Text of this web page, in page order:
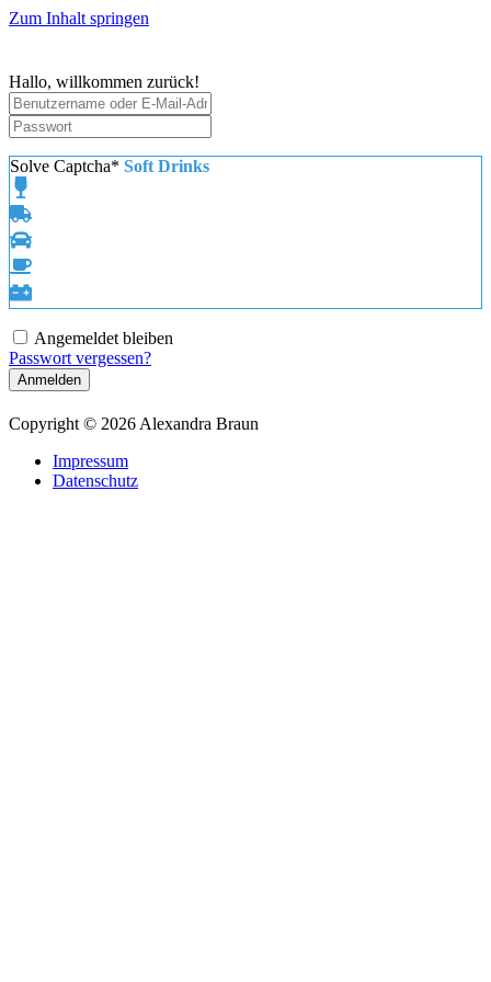
Zum Inhalt springen
Hallo, willkommen zurück!
Solve Captcha* Soft Drinks
Angemeldet bleiben
Passwort vergessen?
Anmelden
Copyright © 2026 Alexandra Braun
Impressum
Datenschutz